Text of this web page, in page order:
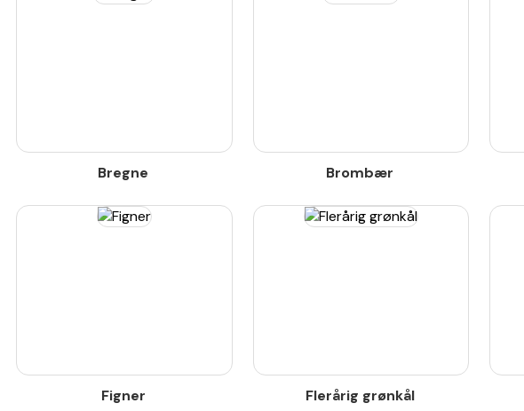
Bregne Brombær
Figner Flerårig grønkål